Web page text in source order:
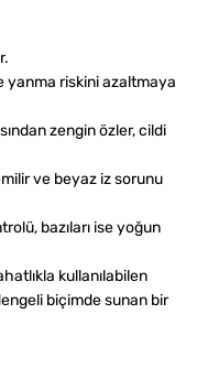
yanma riskini azaltmaya
zengin özler, cildi
ve beyaz iz sorunu
bazıları ise yoğun
kullanılabilen
biçimde sunan bir